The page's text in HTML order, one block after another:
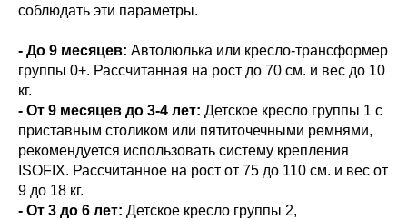
соблюдать эти параметры.
- До 9 месяцев: Автолюлька или кресло-трансформер
группы 0+. Рассчитанная на рост до 70 см. и вес до 10
кг.
- От 9 месяцев до 3-4 лет: Детское кресло группы 1 с
приставным столиком или пятиточечными ремнями,
рекомендуется использовать систему крепления
ISOFIX. Рассчитанное на рост от 75 до 110 см. и вес от
9 до 18 кг.
- От 3 до 6 лет: Детское кресло группы 2,